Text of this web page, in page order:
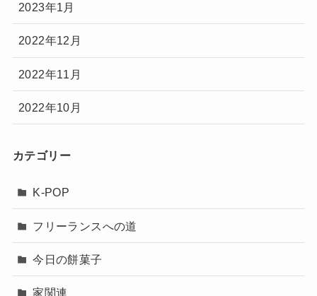
2023年1月
2022年12月
2022年11月
2022年10月
カテゴリー
K-POP
フリーランスへの道
今日の餅菓子
家関連